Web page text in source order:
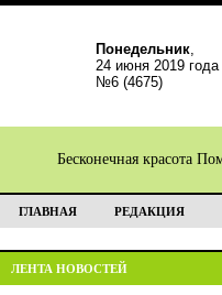
Понедельник,
24 июня 2019 года
№6 (4675)
Бесконечная красота
ГЛАВНАЯ РЕДАКЦИЯ
ЛЕНТА НОВОСТЕЙ